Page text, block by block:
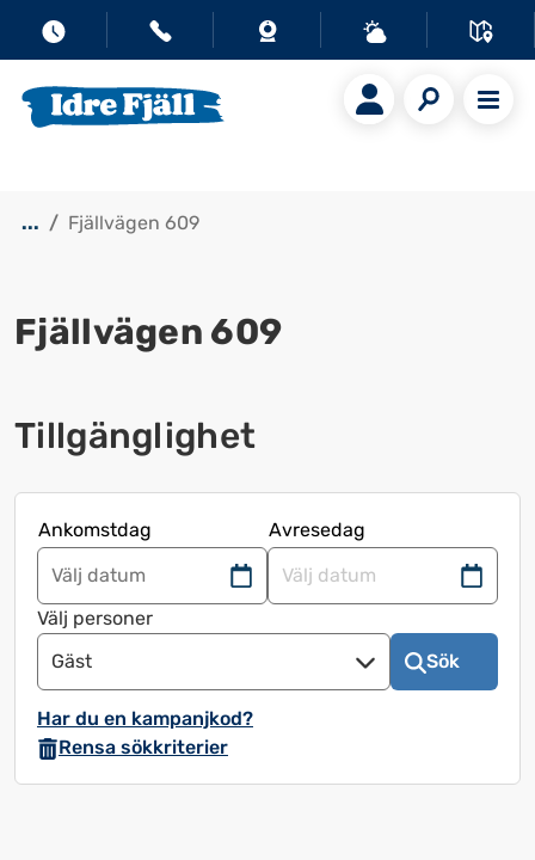
... Fjällvägen 609
Fjällvägen 609
Tillgänglighet
Ankomstdag
Avresedag
Navigera
framåt
för
att
kalendern
och
välja
Navigera
välja
Välj personer
Gäst
Sök
Har du en kampanjkod?
Rensa sökkriterier